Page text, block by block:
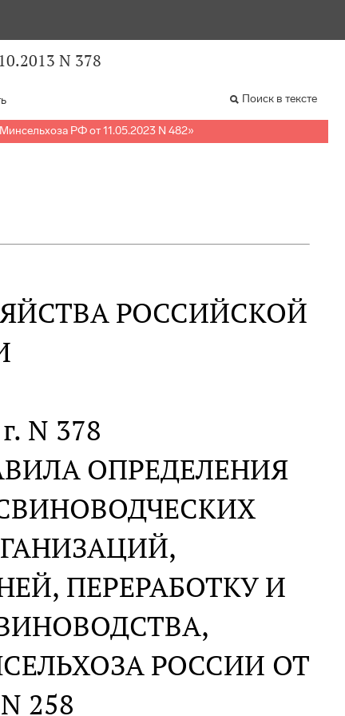
N 378
Поиск в тексте
РФ от 11.05.2023 N 482»
РОССИЙСКОЙ
N 378
ОПРЕДЕЛЕНИЯ
ПЕРЕРАБОТКУ И
РОССИИ ОТ
258